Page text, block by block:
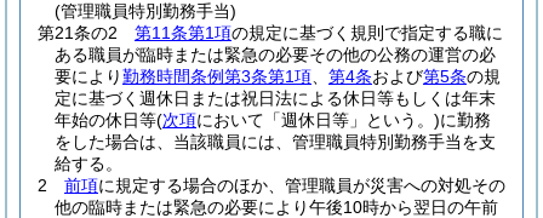
(管理職員特別勤務手当)
第21条の2
第11条第1項の規定に基づく規則で指定する職に
ある職員が臨時または緊急の必要その他の公務の運営の必
要により勤務時間条例第3条第1項 第4条および第5条の規
定に基づく週休日または祝日法による休日等もしくは年末
年始の休日等(次項において「週休日等」という。)に勤務
をした場合は、当該職員には、管理職員特別勤務手当を支
給する。
2
前項に規定する場合のほか、管理職員が災害への対処その
他の臨時または緊急の必要により午後10時から翌日の午前